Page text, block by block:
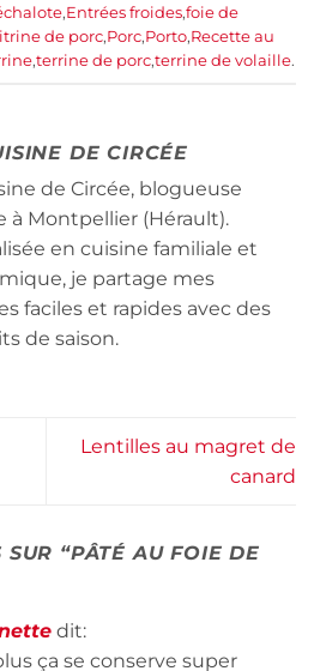
,Entrées froides,foie de
de porc,Porc,Porto,Recette au
,terrine de porc,terrine de volaille.
DE CIRCÉE
de Circée, blogueuse
à Montpellier (Hérault).
en cuisine familiale et
je partage mes
faciles et rapides avec des
de saison.
Lentilles au magret de
canard
SUR “PÂTÉ AU FOIE DE
dit:
ça se conserve super